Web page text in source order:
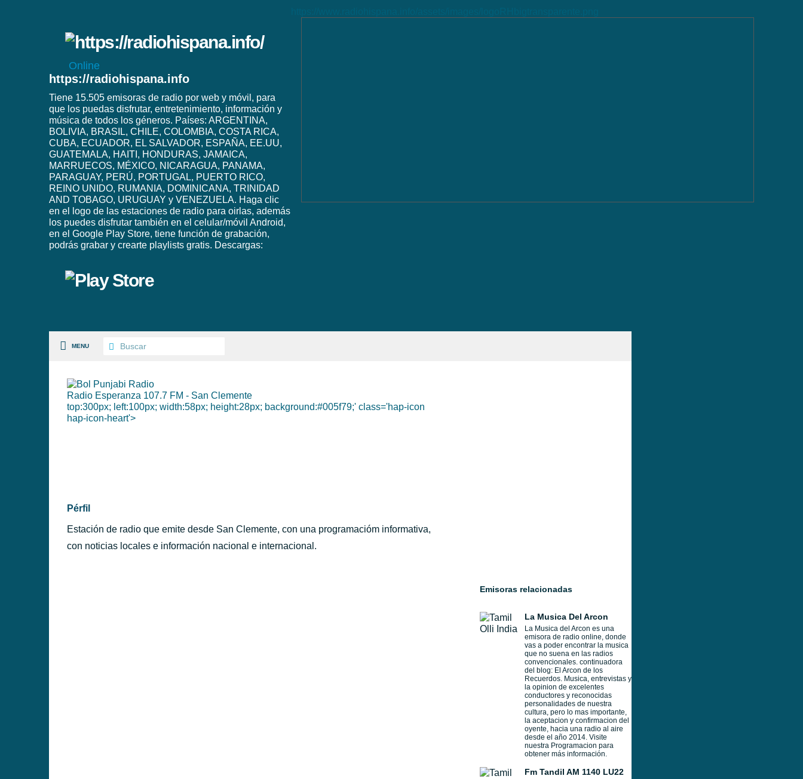
Online
https://radiohispana.info
Tiene 15.505 emisoras de radio por web y móvil, para
que los puedas disfrutar, entretenimiento, información y
música de todos los géneros. Países: ARGENTINA,
BOLIVIA, BRASIL, CHILE, COLOMBIA, COSTA RICA,
CUBA, ECUADOR, EL SALVADOR, ESPAÑA, EE.UU,
GUATEMALA, HAITI, HONDURAS, JAMAICA,
MARRUECOS, MÉXICO, NICARAGUA, PANAMA,
PARAGUAY, PERÚ, PORTUGAL, PUERTO RICO,
REINO UNIDO, RUMANIA, DOMINICANA, TRINIDAD
AND TOBAGO, URUGUAY y VENEZUELA. Haga clic
en el logo de las estaciones de radio para oirlas, además
los puedes disfrutar también en el celular/móvil Android,
en el Google Play Store, tiene función de grabación,
podrás grabar y crearte playlists gratis. Descargas:
MENU
Radio Esperanza 107.7 FM - San Clemente
top:300px; left:100px; width:58px; height:28px; background:#005f79;' class='hap-icon
hap-icon-heart'>
Pérfil
Estación de radio que emite desde San Clemente, con una programacióm informativa,
con noticias locales e información nacional e internacional.
Emisoras relacionadas
La Musica Del Arcon
La Musica del Arcon es una
emisora de radio online, donde
vas a poder encontrar la musica
que no suena en las radios
convencionales. continuadora
del blog: El Arcon de los
Recuerdos. Musica, entrevistas y
la opinion de excelentes
conductores y reconocidas
personalidades de nuestra
cultura, pero lo mas importante,
la aceptacion y confirmacion del
oyente, hacia una radio al aire
desde el año 2014. Visite
nuestra Programacion para
obtener más información.
Fm Tandil AM 1140 LU22